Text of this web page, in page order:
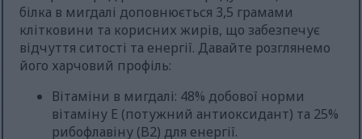
білка в мигдалі доповнюється 3,5 грамами
клітковини та корисних жирів, що забезпечує
відчуття ситості та енергії. Давайте розглянемо
його харчовий профіль:
Вітаміни в мигдалі: 48% добової норми
вітаміну Е (потужний антиоксидант) та 25%
рибофлавіну (B2) для енергії.